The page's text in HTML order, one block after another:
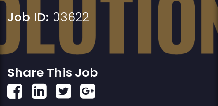
Job ID: 03622
Share This Job